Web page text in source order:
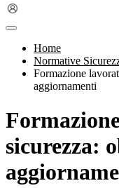
Home
Normative
Formazione
aggiornamenti
sicurezza: